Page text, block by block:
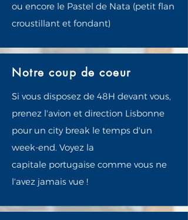
ou encore le Pastel de Nata (petit flan
croustillant et fondant)
Notre coup de coeur
Si vous disposez de 48H devant vous,
prenez l'avion et direction Lisbonne
pour un city break le temps d'un
week-end. Voyez la
capitale portugaise comme vous ne
l'avez jamais vue !